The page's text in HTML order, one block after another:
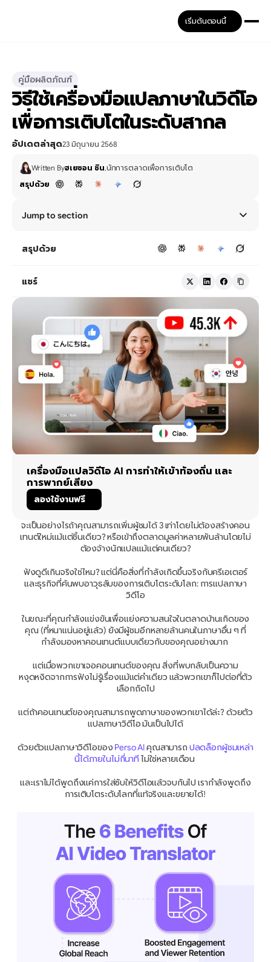
เริ่มต้นตอนนี้
คู่มือผลิตภัณฑ์
วิธีใช้เครื่องมือแปลภาษาในวิดีโอ
เพื่อการเติบโตในระดับสากล
อัปเดตล่าสุด23 มิถุนายน 2568
Written Byฮเยซอน ชิน,นักการตลาดเพื่อการเติบโต
สรุปด้วย
Jump to section
สรุปด้วย
แชร์
เครื่องมือแปลวิดีโอ AI การทำให้เข้าท้องถิ่น และ
การพากย์เสียง
ลองใช้งานฟรี
จะเป็นอย่างไรถ้าคุณสามารถเพิ่มผู้ชมได้ 3 เท่าโดยไม่ต้องสร้างคอน
เทนต์ใหม่แม้แต่ชิ้นเดียว? หรือเข้าถึงตลาดมูลค่าหลายพันล้านโดยไม่
ต้องจ้างนักแปลแม้แต่คนเดียว?
ฟังดูดีเกินจริงใช่ไหม? แต่นี่คือสิ่งที่กำลังเกิดขึ้นจริงกับครีเอเตอร์
และธุรกิจที่ค้นพบอาวุธลับของการเติบโตระดับโลก: การแปลภาษา
วิดีโอ
ในขณะที่คุณกำลังแข่งขันเพื่อแย่งความสนใจในตลาดบ้านเกิดของ
คุณ (ที่หนาแน่นอยู่แล้ว) ยังมีผู้ชมอีกหลายล้านคนในภาษาอื่น ๆ ที่
กำลังมองหาคอนเทนต์แบบเดียวกับของคุณอย่างมาก
แต่เมื่อพวกเขาเจอคอนเทนต์ของคุณ สิ่งที่พบกลับเป็นความ
หงุดหงิดจากการฟังไม่รู้เรื่องแม้แต่คำเดียว แล้วพวกเขาก็ไปต่อที่ตัว
เลือกถัดไป
แต่ถ้าคอนเทนต์ของคุณสามารถพูดภาษาของพวกเขาได้ล่ะ? ด้วยตัว
แปลภาษาวิดีโอ มันเป็นไปได้
ด้วยตัวแปลภาษาวิดีโอของ Perso AI คุณสามารถ ปลดล็อกผู้ชมเหล่า
นี้ได้ภายในไม่กี่นาที ไม่ใช่หลายเดือน
และเราไม่ได้พูดถึงแค่การใส่ซับให้วิดีโอแล้วจบกันไป เรากำลังพูดถึง
การเติบโตระดับโลกที่แท้จริงและขยายได้!